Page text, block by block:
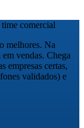
comercial
melhores. Na
vendas. Chega
empresas certas,
validados) e